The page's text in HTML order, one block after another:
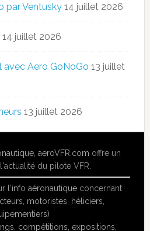
par Ventusky 14 juillet 2026
14 juillet 2026
avec Aero GoNoGo 13 juillet
13 juillet 2026
,aeroVFR.com offre un
du pilote VFR.
l'info aéronautiqueconcernant
motoristes, héliciers,
compétitions, expositions,